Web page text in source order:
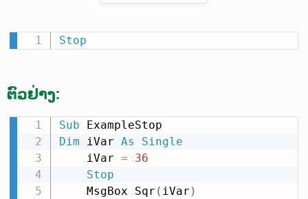
Stop
ຕົວຢ່າງ:
Sub
Dim iVar As
Single
    iVar
=
36
Stop
    MsgBox Sqr
( iVar )